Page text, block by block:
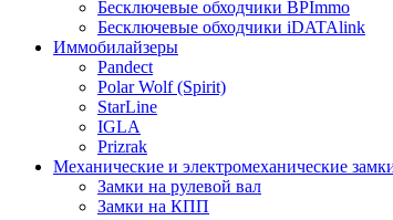
Бесключевые обходчики BPImmo
Бесключевые обходчики iDATAlink
Иммобилайзеры
Pandect
Polar Wolf (Spirit)
StarLine
IGLA
Prizrak
Механические и электромеханические
Замки на рулевой вал
Замки на КПП